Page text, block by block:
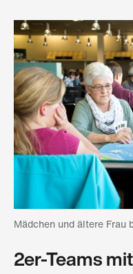
Mädchen und ältere Frau
2er-Teams